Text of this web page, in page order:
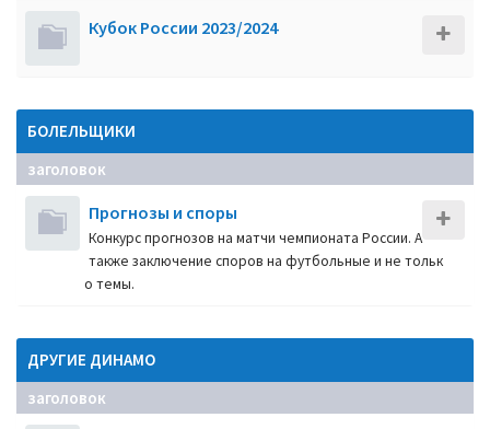
Кубок России 2023/2024
БОЛЕЛЬЩИКИ
заголовок
Прогнозы и споры
Конкурс прогнозов на матчи чемпионата России. А
также заключение споров на футбольные и не тольк
о темы.
ДРУГИЕ ДИНАМО
заголовок